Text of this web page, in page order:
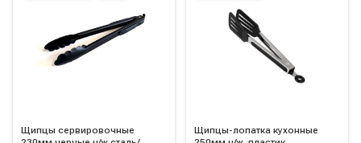
Щипцы сервировочные
Щипцы-лопатка кухонные